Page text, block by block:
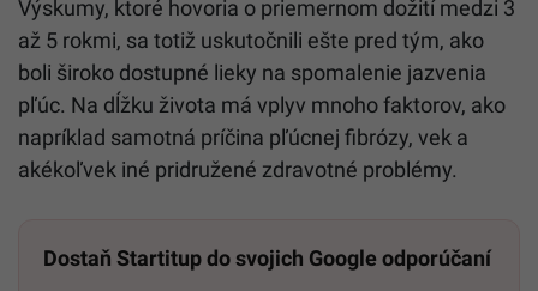
Výskumy, ktoré hovoria o priemernom dožití medzi 3
až 5 rokmi, sa totiž uskutočnili ešte pred tým, ako
boli široko dostupné lieky na spomalenie jazvenia
pľúc. Na dĺžku života má vplyv mnoho faktorov, ako
napríklad samotná príčina pľúcnej fibrózy, vek a
akékoľvek iné pridružené zdravotné problémy.
Dostaň Startitup do svojich Google odporúčaní